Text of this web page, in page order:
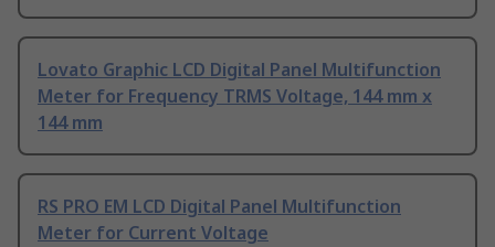
Lovato Graphic LCD Digital Panel Multifunction
Meter for Frequency TRMS Voltage, 144 mm x
144 mm
RS PRO EM LCD Digital Panel Multifunction
Meter for Current Voltage